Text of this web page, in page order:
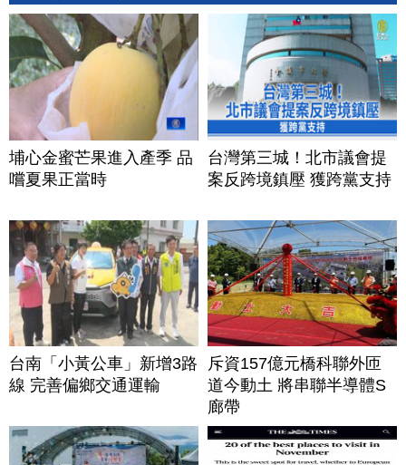
埔心金蜜芒果進入產季 品
嚐夏果正當時
台灣第三城！北市議會提
案反跨境鎮壓 獲跨黨支持
台南「小黃公車」新增3路
線 完善偏鄉交通運輸
斥資157億元橋科聯外匝
道今動土 將串聯半導體S
廊帶